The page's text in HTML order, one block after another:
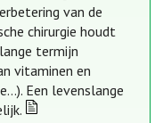
van de
chirurgie houdt
termijn
vitaminen en
Een levenslange